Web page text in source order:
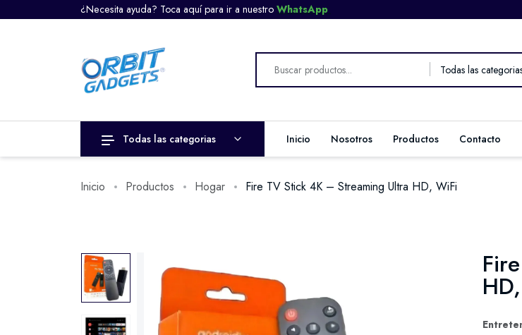
¿Necesita ayuda? Toca aquí para ir a nuestro WhatsApp
Todas las
Todas las categorias Inicio Nosotros Productos Contacto
Inicio Productos Hogar Fire TV Stick 4K – Streaming Ultra HD, WiFi